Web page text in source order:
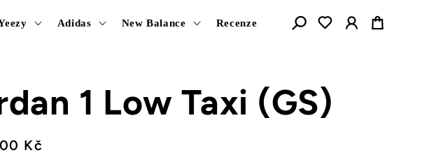
Adidas New Balance Recenze Košík
1 Low Taxi (GS)
Kč